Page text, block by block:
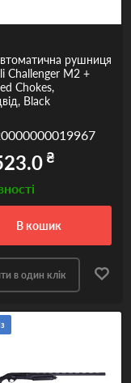
рушниця
Challenger М2 +
Chokes,
Black
₴
в кошик
в один клік